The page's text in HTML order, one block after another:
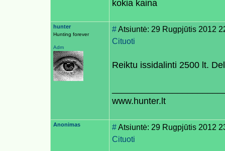
kokia kaina
hunter
Hunting forever
Adm
#Atsiuntė: 29 Rugpjūtis 2012
Cituoti
Reiktu issidalinti 2500 lt.
www.hunter.lt
Anonimas #Atsiuntė: 29 Rugpjūtis 2012
Cituoti